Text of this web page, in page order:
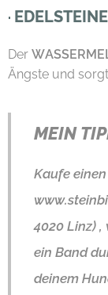
· EDELSTEINE
Der
Ängste und
MEIN
Kaufe
4020 Linz)
ein Band
deinem